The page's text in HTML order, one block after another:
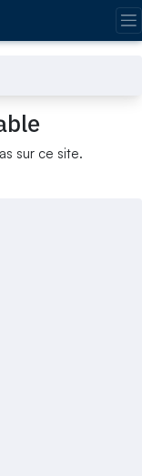
sur ce site.